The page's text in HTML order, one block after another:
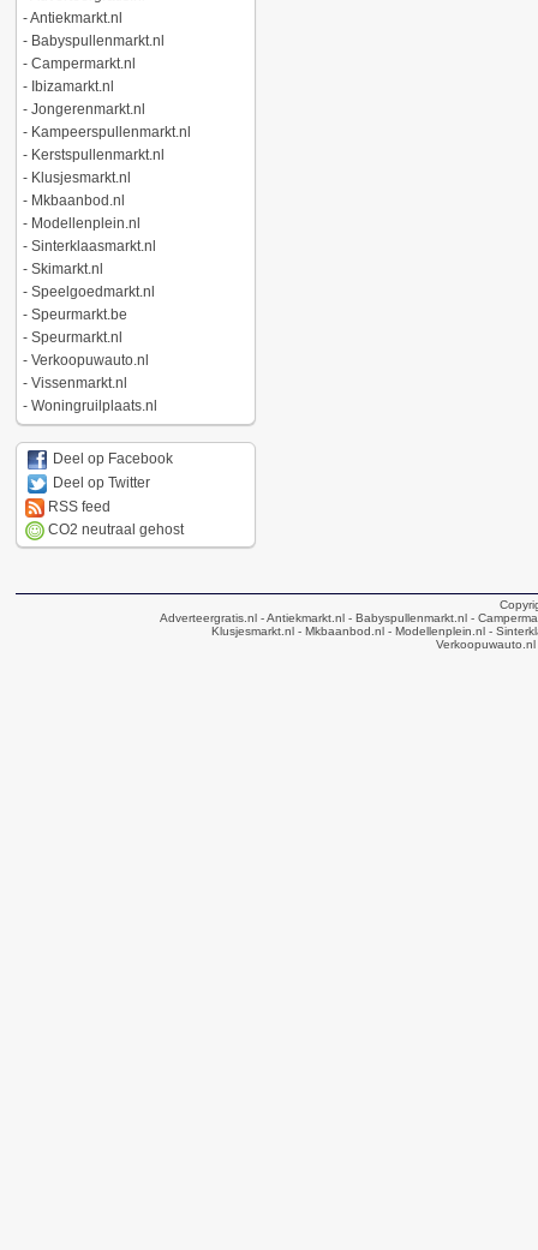
-Antiekmarkt.nl
- Babyspullenmarkt.nl
- Campermarkt.nl
- Ibizamarkt.nl
- Jongerenmarkt.nl
- Kampeerspullenmarkt.nl
- Kerstspullenmarkt.nl
- Klusjesmarkt.nl
- Mkbaanbod.nl
- Modellenplein.nl
- Sinterklaasmarkt.nl
- Skimarkt.nl
- Speelgoedmarkt.nl
- Speurmarkt.be
- Speurmarkt.nl
- Verkoopuwauto.nl
- Vissenmarkt.nl
- Woningruilplaats.nl
Deel op Facebook
Deel op Twitter
RSS feed
CO2 neutraal gehost
Adverteergratis.nl- Antiekmarkt.nl- Babyspullenmarkt.nl-
Klusjesmarkt.nl- Mkbaanbod.nl- Modellenplein.nl-
Verkoopuwauto.nl